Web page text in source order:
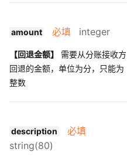
amount 必填 integer
【回退金额】
需要从分账接收方
回退的金额，单位为分，只能为
整数
description
必填
string(80)